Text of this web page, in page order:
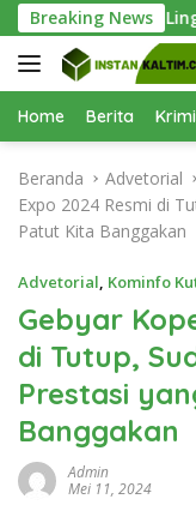
a
g
u
Breaking News
Teluk Lingga
Home Berita
Beranda Advetorial
Expo 2024 Resmi di
Patut Kita Banggakan
Advetorial, Kominfo
Gebyar
di Tutup,
Prestasi
Banggakan
Admin
Mei 11, 2024